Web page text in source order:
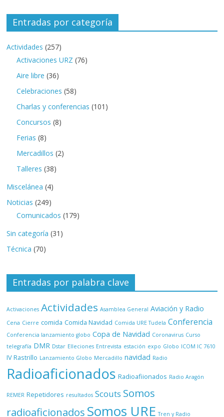
Entradas por categoría
Actividades (257)
Activaciones URZ (76)
Aire libre (36)
Celebraciones (58)
Charlas y conferencias (101)
Concursos (8)
Ferias (8)
Mercadillos (2)
Talleres (38)
Miscelánea (4)
Noticias (249)
Comunicados (179)
Sin categoría (31)
Técnica (70)
Entradas por palabra clave
Activaciones Actividades Asamblea General Aviación y Radio
Cena Cierre comida Comida Navidad Comida URE Tudela Conferencia
Conferencia lanzamiento globo Copa de Navidad Coronavirus Curso
telegrafía DMR Dstar Elleciones Entrevista estación expo Globo ICOM IC 7610
IV Rastrillo Lanzamiento Globo Mercadillo navidad Radio
Radioaficionados Radioafiionados Radio Aragón
REMER Repetidores resultados Scouts Somos
radioaficionados Somos URE Tren y Radio